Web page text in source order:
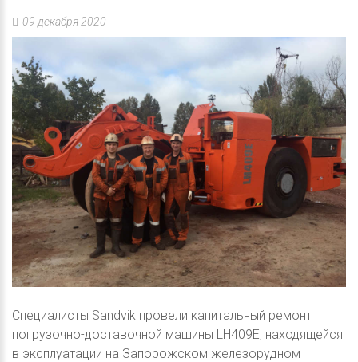
09 декабря 2020
Специалисты Sandvik провели капитальный ремонт
погрузочно-доставочной машины LH409E, находящейся
в эксплуатации на Запорожском железорудном